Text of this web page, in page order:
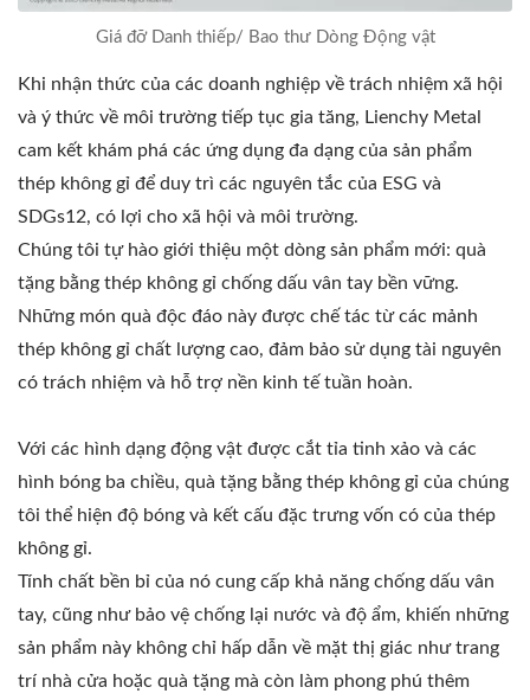
Giá đỡ Danh thiếp/ Bao thư Dòng Động vật
Khi nhận thức của các doanh nghiệp về trách nhiệm xã hội
và ý thức về môi trường tiếp tục gia tăng, Lienchy Metal
cam kết khám phá các ứng dụng đa dạng của sản phẩm
thép không gỉ để duy trì các nguyên tắc của ESG và
SDGs12, có lợi cho xã hội và môi trường.
Chúng tôi tự hào giới thiệu một dòng sản phẩm mới: quà
tặng bằng thép không gỉ chống dấu vân tay bền vững.
Những món quà độc đáo này được chế tác từ các mảnh
thép không gỉ chất lượng cao, đảm bảo sử dụng tài nguyên
có trách nhiệm và hỗ trợ nền kinh tế tuần hoàn.
Với các hình dạng động vật được cắt tỉa tinh xảo và các
hình bóng ba chiều, quà tặng bằng thép không gỉ của chúng
tôi thể hiện độ bóng và kết cấu đặc trưng vốn có của thép
không gỉ.
Tính chất bền bỉ của nó cung cấp khả năng chống dấu vân
tay, cũng như bảo vệ chống lại nước và độ ẩm, khiến những
sản phẩm này không chỉ hấp dẫn về mặt thị giác như trang
trí nhà cửa hoặc quà tặng mà còn làm phong phú thêm